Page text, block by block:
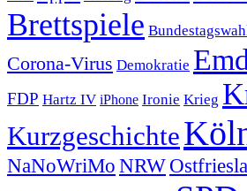
Brettspiele
Corona-Virus Demokratie
FDP Hartz IV iPhone Ironie Krieg
Kurzgeschichte
NaNoWriMo NRW